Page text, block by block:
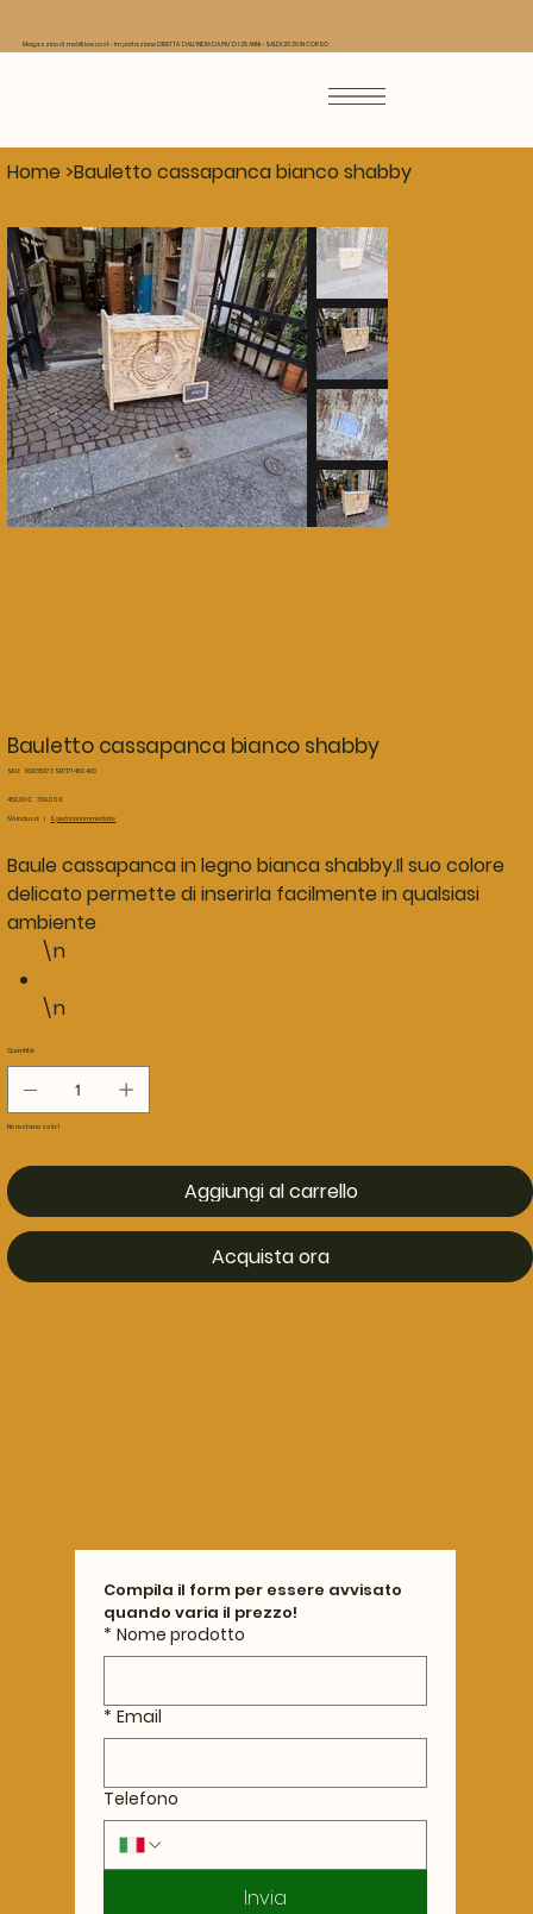
Home >Bauletto cassapanca bianco shabby
Bauletto cassapanca bianco shabby
SKU: SKU
SR7171
400
80X35X73 SR7171 450 400
Prezzo
originale
450,00 € Prezzo
scontato
399,00 €
IVA inclusa Spedizioni immediate
Baule cassapanca in legno bianca shabby.Il suo colore
delicato permette di inserirla facilmente in qualsiasi
ambiente
\n
\n
Quantità
Ne restano solo: 1
Aggiungi al carrello
Acquista ora
Compila il form per essere avvisato
quando varia il prezzo!
* Nome prodotto
* Email
Telefono
Invia
Magazzino di mobili low cost - Importazione DIRETTA DALL'INDIA DA PIU' DI 25 ANNI - SALDI 2026 IN CORSO